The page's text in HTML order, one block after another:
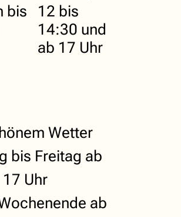
bis
12 bis
14:30 und
ab 17 Uhr
Wetter
bis Freitag ab
17 Uhr
ab